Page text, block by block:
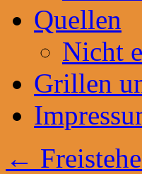
Quellen
Nicht
Grillen
←